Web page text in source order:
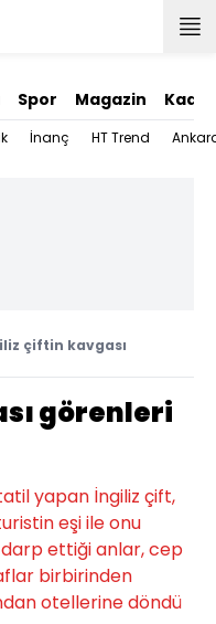
Spor Magazin Kadın
İnanç HT Trend
çiftin kavgası
görenleri
yapan İngiliz çift,
eşi ile onu
darp ettiği anlar, cep
birbirinden
otellerine döndü